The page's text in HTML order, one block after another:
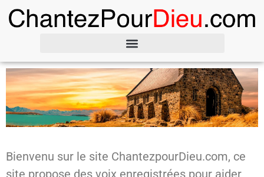
Bienvenu sur le site ChantezpourDieu.com, ce
site propose des voix enregistrées pour aider